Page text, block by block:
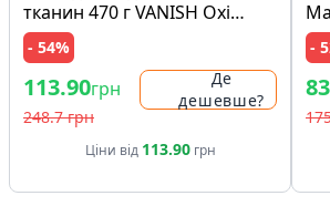
тканин 470 г VANISH Oxi
Action Multifunctional Pink п/
банка
- 54%
113.90грн
248.7 грн
Де
дешевше?
Ціни від 113.90грн
-